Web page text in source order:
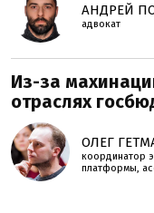
АНДРЕЙ
адвокат
Из-за
отраслях
ОЛЕГ
координатор
платформы,